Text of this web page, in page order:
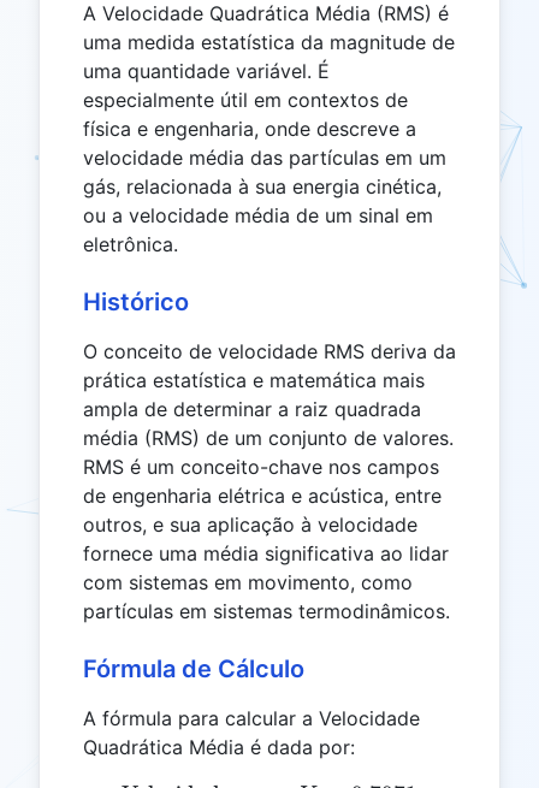
A Velocidade Quadrática Média (RMS) é
uma medida estatística da magnitude de
uma quantidade variável. É
especialmente útil em contextos de
física e engenharia, onde descreve a
velocidade média das partículas em um
gás, relacionada à sua energia cinética,
ou a velocidade média de um sinal em
eletrônica.
Histórico
O conceito de velocidade RMS deriva da
prática estatística e matemática mais
ampla de determinar a raiz quadrada
média (RMS) de um conjunto de valores.
RMS é um conceito-chave nos campos
de engenharia elétrica e acústica, entre
outros, e sua aplicação à velocidade
fornece uma média significativa ao lidar
com sistemas em movimento, como
partículas em sistemas termodinâmicos.
Fórmula de Cálculo
A fórmula para calcular a Velocidade
Quadrática Média é dada por: